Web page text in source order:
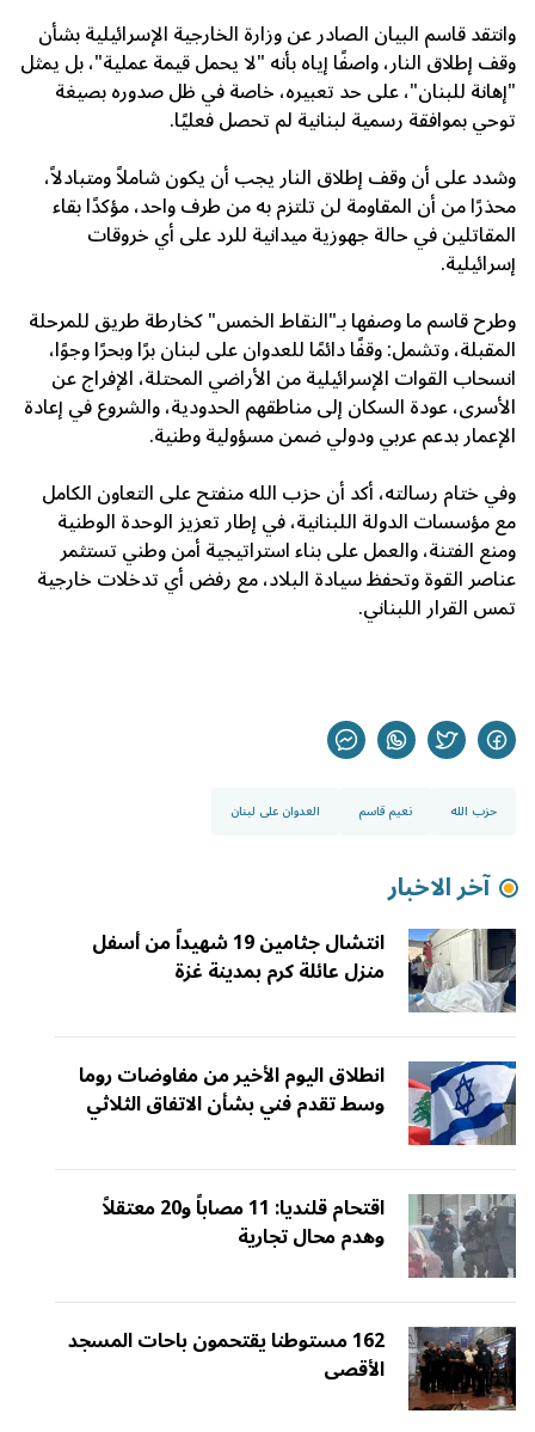
وانتقد قاسم البيان الصادر عنوزارة الخارجية الإسرائيليةبشأن
وقف إطلاق النار، واصفًا إياه بأنه "لا يحمل قيمة عملية"، بل يمثل
"إهانة للبنان"، على حد تعبيره، خاصة في ظل صدوره بصيغة
توحي بموافقة رسمية لبنانية لم تحصل فعليًا.
وشدد على أن وقف إطلاق النار يجب أن يكون شاملاً ومتبادلاً،
محذرًا من أن المقاومة لن تلتزم به من طرف واحد، مؤكدًا بقاء
المقاتلين في حالة جهوزية ميدانية للرد على أي خروقات
إسرائيلية.
وطرح قاسم ما وصفها بـ"النقاط الخمس" كخارطة طريق للمرحلة
المقبلة، وتشمل: وقفًا دائمًا للعدوان على لبنان برًا وبحرًا وجوًا،
انسحاب القوات الإسرائيلية من الأراضي المحتلة، الإفراج عن
الأسرى، عودة السكان إلى مناطقهم الحدودية، والشروع في إعادة
الإعمار بدعم عربي ودولي ضمن مسؤولية وطنية.
وفي ختام رسالته، أكد أن حزب الله منفتح على التعاون الكامل
مع مؤسسات الدولة اللبنانية، في إطار تعزيز الوحدة الوطنية
ومنع الفتنة، والعمل على بناء استراتيجية أمن وطني تستثمر
عناصر القوة وتحفظ سيادة البلاد، مع رفض أي تدخلات خارجية
تمس القرار اللبناني.
حزب الله نعيم قاسم العدوان على لبنان
آخر الاخبار
انتشال جثامين 19 شهيداً من أسفل
منزل عائلة كرم بمدينة غزة
انطلاق اليوم الأخير من مفاوضات روما
وسط تقدم فني بشأن الاتفاق الثلاثي
اقتحام قلنديا: 11 مصاباً و20 معتقلاً
وهدم محال تجارية
162 مستوطنا يقتحمون باحات المسجد
الأقصى